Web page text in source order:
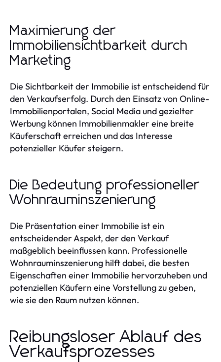
Maximierung der
Immobiliensichtbarkeit durch
Marketing
Die Sichtbarkeit der Immobilie ist entscheidend für
den Verkaufserfolg. Durch den Einsatz von Online-
Immobilienportalen, Social Media und gezielter
Werbung können Immobilienmakler eine breite
Käuferschaft erreichen und das Interesse
potenzieller Käufer steigern.
Die Bedeutung professioneller
Wohnrauminszenierung
Die Präsentation einer Immobilie ist ein
entscheidender Aspekt, der den Verkauf
maßgeblich beeinflussen kann. Professionelle
Wohnrauminszenierung hilft dabei, die besten
Eigenschaften einer Immobilie hervorzuheben und
potenziellen Käufern eine Vorstellung zu geben,
wie sie den Raum nutzen können.
Reibungsloser Ablauf des
Verkaufsprozesses